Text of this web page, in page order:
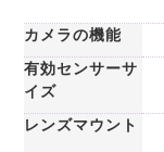
カメラの機能
有効センサーサ
イズ
レンズマウント